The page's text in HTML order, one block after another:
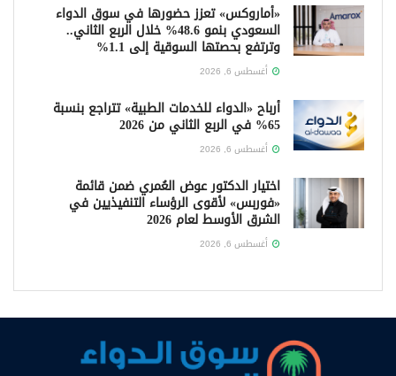
«أماروكس» تعزز حضورها في سوق الدواء
السعودي بنمو 48.6% خلال الربع الثاني..
وترتفع بحصتها السوقية إلى 1.1%
أغسطس 6, 2026
أرباح «الدواء للخدمات الطبية» تتراجع بنسبة
65% في الربع الثاني من 2026
أغسطس 6, 2026
اختيار الدكتور عوض العُمري ضمن قائمة
«فوربس» لأقوى الرؤساء التنفيذيين في
الشرق الأوسط لعام 2026
أغسطس 6, 2026